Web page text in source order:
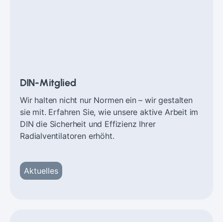
DIN-Mitglied
Wir halten nicht nur Normen ein – wir gestalten
sie mit. Erfahren Sie, wie unsere aktive Arbeit im
DIN die Sicherheit und Effizienz Ihrer
Radialventilatoren erhöht.
Aktuelles